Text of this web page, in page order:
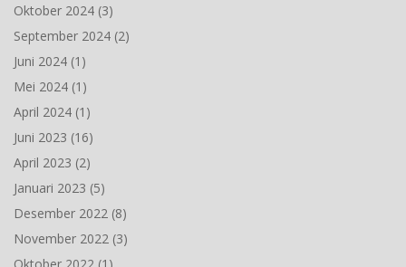
Oktober 2024 (3)
September 2024 (2)
Juni 2024 (1)
Mei 2024 (1)
April 2024 (1)
Juni 2023 (16)
April 2023 (2)
Januari 2023 (5)
Desember 2022 (8)
November 2022 (3)